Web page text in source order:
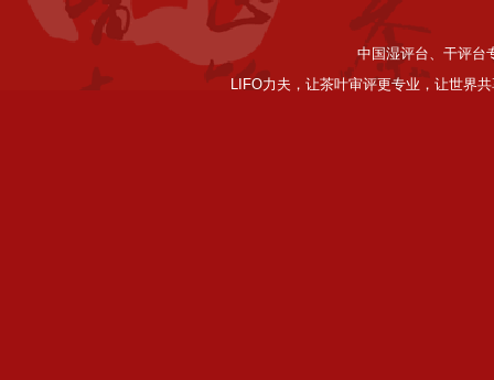
中国湿评台、干评台
LIFO力夫，让茶叶审评更专业，让世界